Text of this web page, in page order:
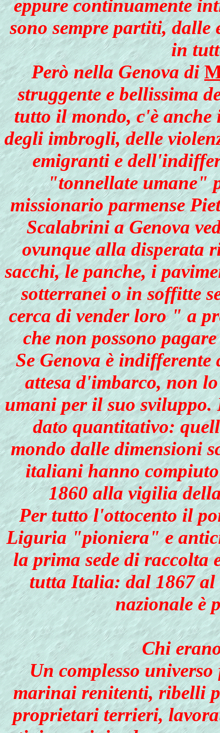
eppure continuamente
sono sempre partiti,
in
Però nella Genova di
struggente e bellissima
tutto il mondo, c'è anche
degli imbrogli, delle
emigranti e
"tonnellate umane"
missionario parmense
Scalabrini a Genova
ovunque alla disperata
sacchi, le panche, i
sotterranei o in soffitte
cerca di vender loro " a
che non possono
Se Genova è
attesa d'imbarco, non
umani per il suo sviluppo.
dato quantitativo:
mondo dalle dimensioni
italiani hanno
1860 alla vigilia
Per tutto l'ottocento il
Liguria "pioniera" e
la prima sede di
tutta Italia: dal 1867 al
nazionale è
Chi
Un complesso
marinai renitenti, ribelli
proprietari terrieri,